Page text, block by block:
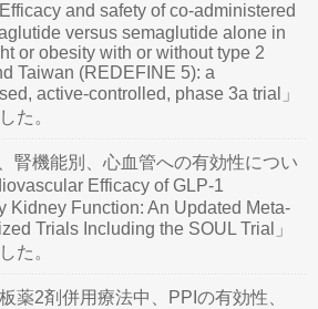
and safety of co-administered
versus semaglutide alone in
or obesity with or without type 2
Taiwan (REDEFINE 5): a
active-controlled, phase 3a trial」
た。
腎機能別、心血管への有効性につい
Efficacy of GLP-1
Kidney Function: An Updated Meta-
Trials Including the SOUL Trial」
た。
薬2剤併用療法中、PPIの有効性、